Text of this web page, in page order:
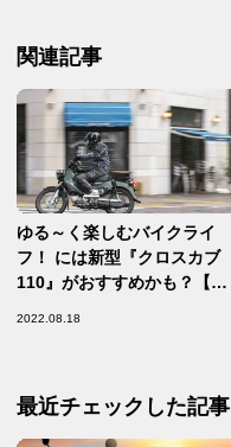
関連記事
ゆる～く楽しむバイクライ
フ！ には新型『クロスカブ
110』がおすすめかも？【原
2022.08.18
最近チェックした記事